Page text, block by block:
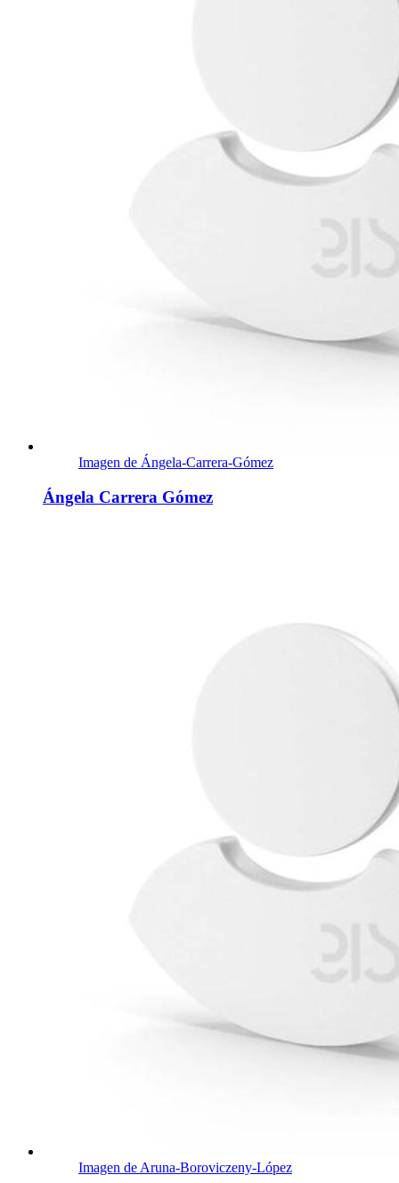
Imagen de Ángela-Carrera-Gómez
Ángela Carrera Gómez
Imagen de Aruna-Boroviczeny-López